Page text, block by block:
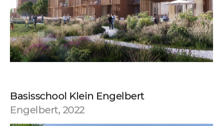
Basisschool Klein Engelbert
Engelbert, 2022